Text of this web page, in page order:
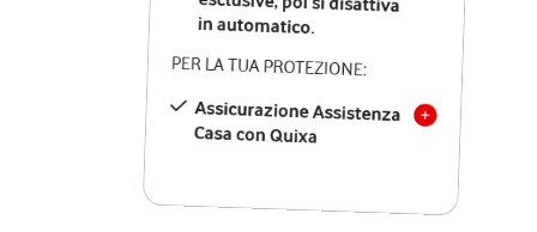
in automatico.
PER LA TUA PROTEZIONE:
Assicurazione Assistenza
Casa con Quixa